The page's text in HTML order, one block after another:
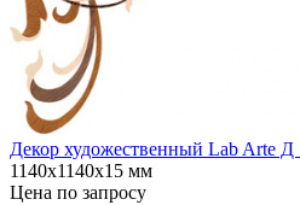
Декор художественный Lab Arte Д
1140х1140х15 мм
Цена по запросу